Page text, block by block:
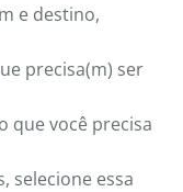
e destino,
precisa(m) ser
que você precisa
selecione essa